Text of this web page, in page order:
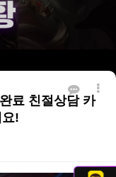
료 친절상담 카
!